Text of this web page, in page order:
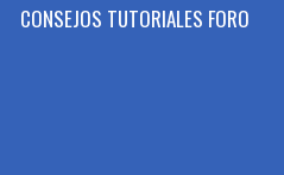
CONSEJOS TUTORIALES FORO